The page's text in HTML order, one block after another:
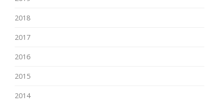
2018
2017
2016
2015
2014